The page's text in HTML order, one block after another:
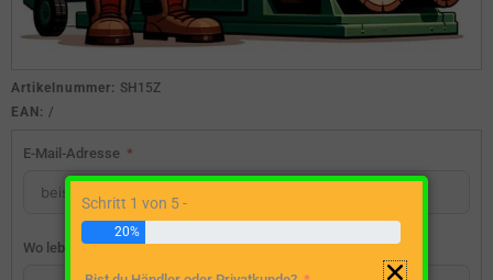
Artikelnummer: SH15Z
EAN: /
E-Mail-Adresse
Wo lebst du?
Schritt 1 von 5 -
20%